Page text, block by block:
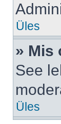
Üles
» Mis
See
Üles